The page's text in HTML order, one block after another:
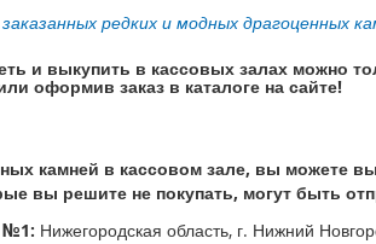
редких и модных драгоценных
и выкупить в кассовых залах можно
оформив заказ в каталоге на сайте!
камней в кассовом зале, вы можете
вы решите не покупать, могут быть
№1: Нижегородская область, г. Нижний